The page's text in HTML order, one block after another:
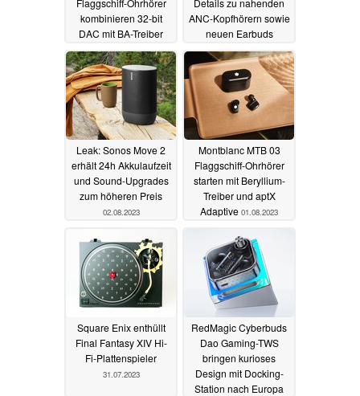
kombinieren 32-bit
DAC mit BA-Treiber
und 41 dB PNI
08.08.2023
ANC-Kopfhörern sowie
neuen Earbuds
07.08.2023
Leak: Sonos Move 2
erhält 24h Akkulaufzeit
und Sound-Upgrades
zum höheren Preis
02.08.2023
Montblanc MTB 03
Flaggschiff-Ohrhörer
starten mit Beryllium-
Treiber und aptX
Adaptive 01.08.2023
Square Enix enthüllt
Final Fantasy XIV Hi-
Fi-Plattenspieler
31.07.2023
RedMagic Cyberbuds
Dao Gaming-TWS
bringen kurioses
Design mit Docking-
Station nach Europa